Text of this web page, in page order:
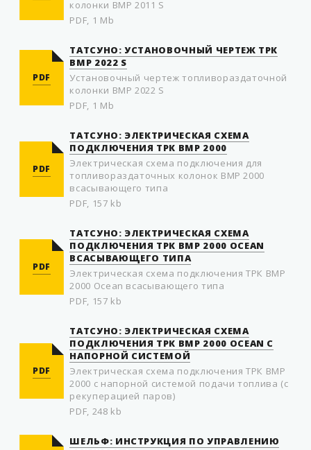
колонки ВМР 2011 S
PDF, 1 Mb
PDF
ТАТСУНО: УСТАНОВОЧНЫЙ ЧЕРТЕЖ ТРК
ВМР 2022 S
Установочный чертеж топливораздаточной
колонки ВМР 2022 S
PDF, 1 Mb
PDF
ТАТСУНО: ЭЛЕКТРИЧЕСКАЯ СХЕМА
ПОДКЛЮЧЕНИЯ ТРК BMP 2000
Электрическая схема подключения для
топливораздаточных колонок BMP 2000
всасывающего типа
PDF, 157 kb
PDF
ТАТСУНО: ЭЛЕКТРИЧЕСКАЯ СХЕМА
ПОДКЛЮЧЕНИЯ ТРК BMP 2000 OCEAN
ВСАСЫВАЮЩЕГО ТИПА
Электрическая схема подключения ТРК BMP
2000 Ocean всасывающего типа
PDF, 157 kb
PDF
ТАТСУНО: ЭЛЕКТРИЧЕСКАЯ СХЕМА
ПОДКЛЮЧЕНИЯ ТРК BMP 2000 OCEAN С
НАПОРНОЙ СИСТЕМОЙ
Электрическая схема подключения ТРК BMP
2000 с напорной системой подачи топлива (с
рекуперацией паров)
PDF, 248 kb
ШЕЛЬФ: ИНСТРУКЦИЯ ПО УПРАВЛЕНИЮ